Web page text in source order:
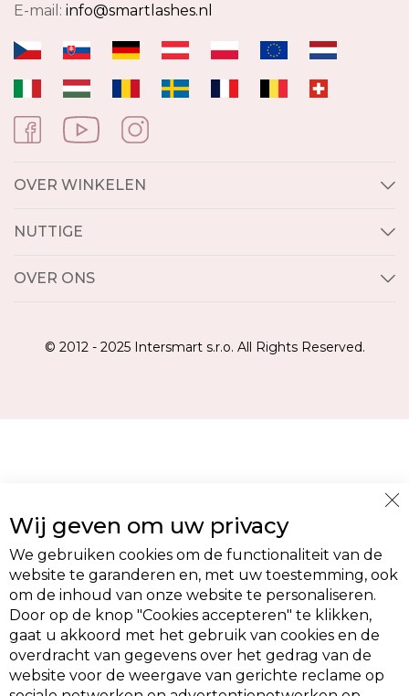
E-mail: info@smartlashes.nl
OVER WINKELEN
NUTTIGE
OVER ONS
© 2012 - 2025 Intersmart s.r.o. All Rights Reserved.
Wij geven om uw privacy
We gebruiken cookies om de functionaliteit van de
website te garanderen en, met uw toestemming, ook
om de inhoud van onze website te personaliseren.
Door op de knop "Cookies accepteren" te klikken,
gaat u akkoord met het gebruik van cookies en de
overdracht van gegevens over het gedrag van de
website voor de weergave van gerichte reclame op